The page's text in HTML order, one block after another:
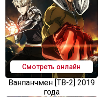
Смотреть онлайн
Ванпанчмен [ТВ-2] 2019
года